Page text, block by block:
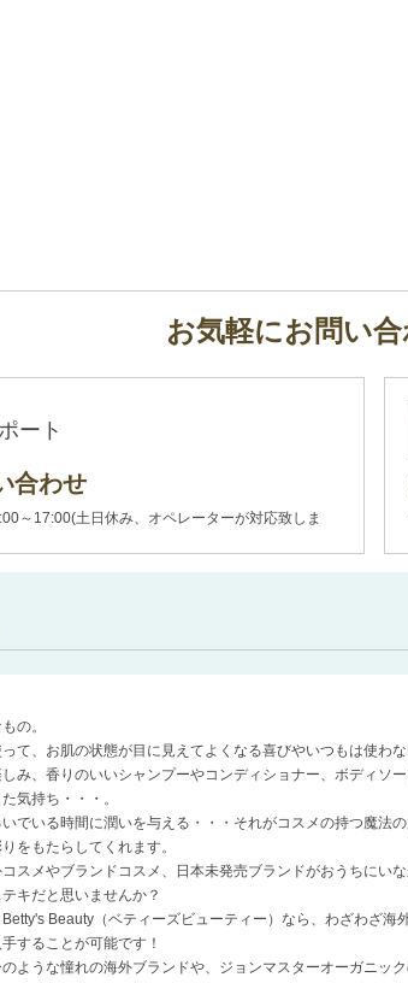
お気軽にお問い
ート
合わせ
～17:00(土日休み、オペレーターが対応致しま
の。
て、お肌の状態が目に見えてよくなる喜びやいつもは使わ
み、香りのいいシャンプーやコンディショナー、ボディソ
気持ち・・・。
でいる時間に潤いを与える・・・それがコスメの持つ魔法
をもたらしてくれます。
スメやブランドコスメ、日本未発売ブランドがおうちにい
キだと思いませんか？
Beauty（ベティーズビューティー）なら、わざわざ海
することが可能です！
ような憧れの海外ブランドや、ジョンマスターオーガニッ